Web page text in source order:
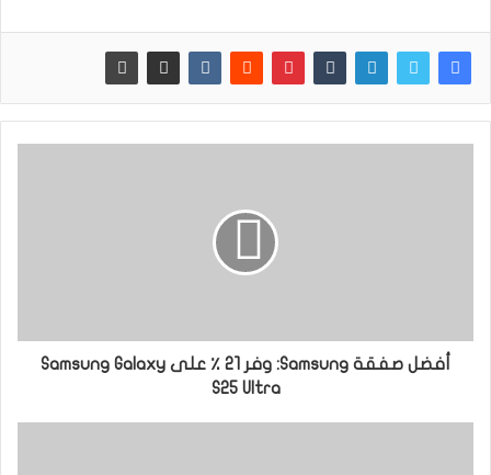
أفضل صفقة Samsung: وفر 21 ٪ على Samsung Galaxy
S25 Ultra